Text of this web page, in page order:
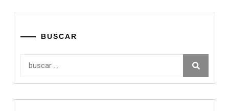
BUSCAR